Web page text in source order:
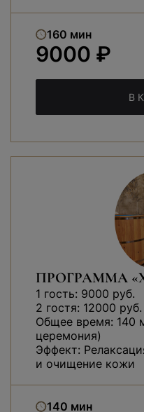
160 мин
9000 ₽
В
ПРОГРАММА
1 гость: 9000 руб.
2 гостя: 12000 руб.
Общее время: 140
церемония)
Эффект:
и очищение кожи
140 мин